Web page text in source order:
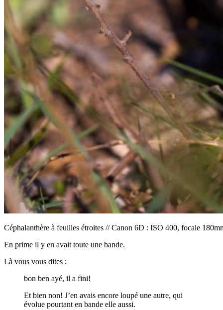
Céphalanthère à feuilles étroites // Canon 6D : ISO 400, focale
En prime il y en avait toute une bande.
Là vous vous dites :
bon ben ayé, il a fini!
Et bien non! J’en avais encore loupé une autre, qui
évolue pourtant en bande elle aussi.